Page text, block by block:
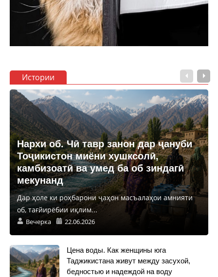
Истории
Нархи об. Чӣ тавр занон дар ҷануби
Тоҷикистон миёни хушксолӣ,
камбизоатӣ ва умед ба об зиндагӣ
мекунанд
Дар ҳоле ки роҳбарони ҷаҳон масъалаҳои амнияти
об, тағйирёбии иқлим...
Вечерка 22.06.2026
Цена воды. Как женщины юга
Таджикистана живут между засухой,
бедностью и надеждой на воду